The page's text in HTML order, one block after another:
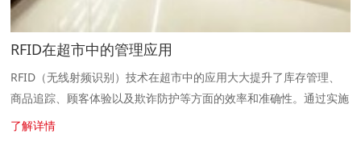
RFID在超市中的管理应用
RFID（无线射频识别）技术在超市中的应用大大提升了库存管理、
商品追踪、顾客体验以及欺诈防护等方面的效率和准确性。通过实施
RFID系统，超市可以有效地管理商品流通，减少库存成本，提升运
了解详情